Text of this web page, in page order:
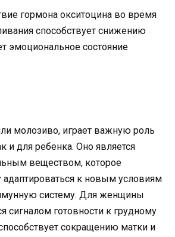
гормона окситоцина во время
способствует снижению
эмоциональное состояние
молозиво, играет важную роль
и для ребенка. Оно является
веществом, которое
адаптироваться к новым условиям
систему. Для женщины
сигналом готовности к грудному
сокращению матки и